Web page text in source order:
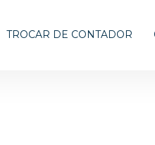
TROCAR DE CONTADOR